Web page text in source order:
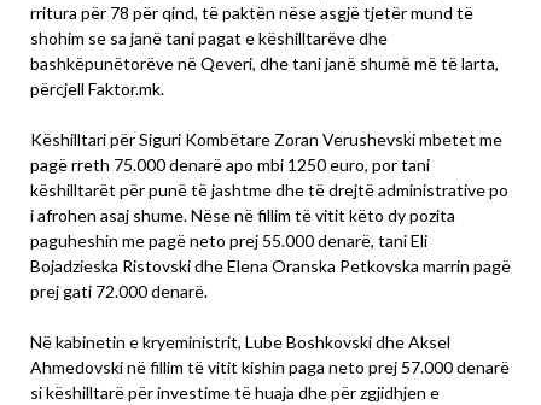
rritura për 78 për qind, të paktën nëse asgjë tjetër mund të
shohim se sa janë tani pagat e këshilltarëve dhe
bashkëpunëtorëve në Qeveri, dhe tani janë shumë më të larta,
përcjell Faktor.mk.
Këshilltari për Siguri Kombëtare Zoran Verushevski mbetet me
pagë rreth 75.000 denarë apo mbi 1250 euro, por tani
këshilltarët për punë të jashtme dhe të drejtë administrative po
i afrohen asaj shume. Nëse në fillim të vitit këto dy pozita
paguheshin me pagë neto prej 55.000 denarë, tani Eli
Bojadzieska Ristovski dhe Elena Oranska Petkovska marrin pagë
prej gati 72.000 denarë.
Në kabinetin e kryeministrit, Lube Boshkovski dhe Aksel
Ahmedovski në fillim të vitit kishin paga neto prej 57.000 denarë
si këshilltarë për investime të huaja dhe për zgjidhjen e